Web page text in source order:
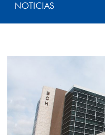
NOTICIAS